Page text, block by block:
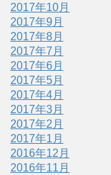
2017年10月
2017年9月
2017年8月
2017年7月
2017年6月
2017年5月
2017年4月
2017年3月
2017年2月
2017年1月
2016年12月
2016年11月